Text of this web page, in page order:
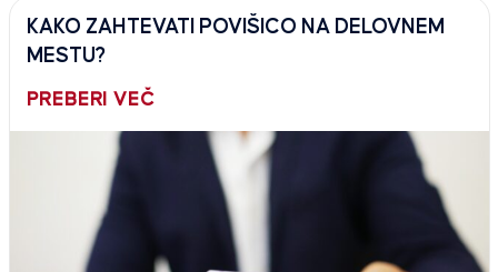
KAKO ZAHTEVATI POVIŠICO NA DELOVNEM
MESTU?
PREBERI VEČ